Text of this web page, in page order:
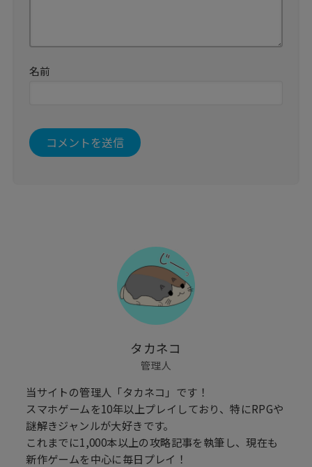
名前
タカネコ
管理人
当サイトの管理人「タカネコ」です！
スマホゲームを10年以上プレイしており、特にRPGや
謎解きジャンルが大好きです。
これまでに1,000本以上の攻略記事を執筆し、現在も
新作ゲームを中心に毎日プレイ！